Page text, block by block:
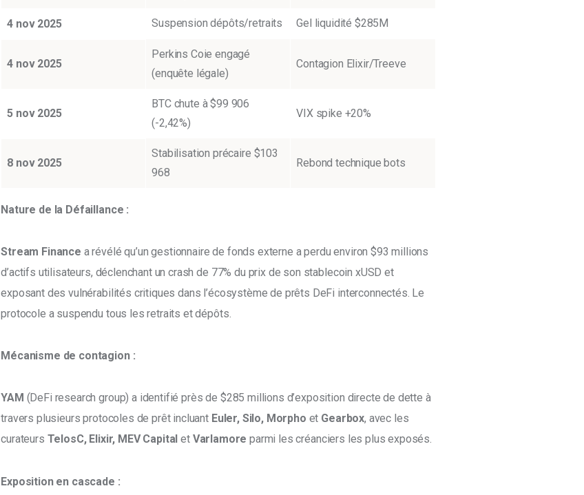
4 nov 2025 Suspension dépôts/retraits Gel liquidité $285M
4 nov 2025
Perkins Coie engagé
(enquête légale)
Contagion Elixir/Treeve
5 nov 2025
BTC chute à $99 906
(-2,42%)
VIX spike +20%
8 nov 2025
Stabilisation précaire $103
968
Rebond technique bots
Nature de la Défaillance :
Stream Finance a révélé qu’un gestionnaire de fonds externe a perdu environ $93 millions
d’actifs utilisateurs, déclenchant un crash de 77% du prix de son stablecoin xUSD et
exposant des vulnérabilités critiques dans l’écosystème de prêts DeFi interconnectés. Le
protocole a suspendu tous les retraits et dépôts.
Mécanisme de contagion :
YAM (DeFi research group) a identifié près de $285 millions d’exposition directe de dette à
travers plusieurs protocoles de prêt incluant Euler, Silo, Morpho et Gearbox, avec les
curateurs TelosC, Elixir, MEV Capital et Varlamore parmi les créanciers les plus exposés.
Exposition en cascade :